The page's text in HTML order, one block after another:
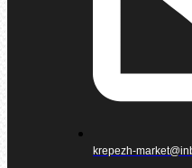
krepezh-